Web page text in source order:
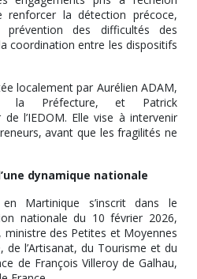
renforcer la détection précoce,
prévention des difficultés des
coordination entre les dispositifs
localement par Aurélien ADAM,
la Préfecture, et Patrick
de l’IEDOM. Elle vise à intervenir
avant que les fragilités ne
dynamique nationale
Martinique s’inscrit dans le
nationale du 10 février 2026,
ministre des Petites et Moyennes
de l’Artisanat, du Tourisme et du
de François Villeroy de Galhau,